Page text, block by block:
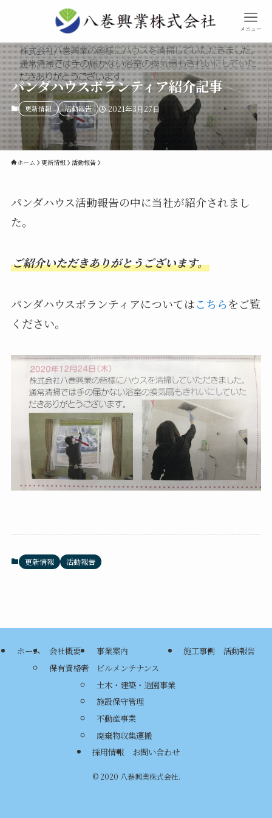
メニュー
パンダハウスボランティア紹介記事
更新情報 活動報告 2021年3月27日
ホーム 更新情報 活動報告
パンダハウス活動報告の中に当社が紹介されまし
た。
ご紹介いただきありがとうございます。
パンダハウスボランティアについてはこちらをご覧
ください。
更新情報 活動報告
ホーム
会社概要
保有資格者
事業案内
ビルメンテナンス
土木・建築・造園事業
施設保守管理
不動産事業
廃棄物収集運搬
施工事例 活動報告
採用情報 お問い合わせ
©2020 八巻興業株式会社.